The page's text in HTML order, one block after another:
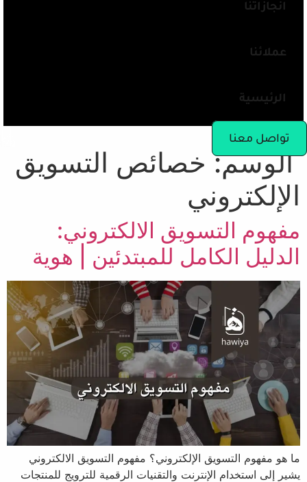
الرئيسية
عملائنا
انجازاتنا
تواصل معنا
الوسم: خصائص التسويق
الإلكتروني
مفهوم التسويق الالكتروني:
الدليل الكامل للمبتدئين | هوية
ما هو مفهوم التسويق الإلكتروني؟ مفهوم التسويق الالكتروني
يشير إلى استخدام الإنترنت والتقنيات الرقمية للترويج للمنتجات